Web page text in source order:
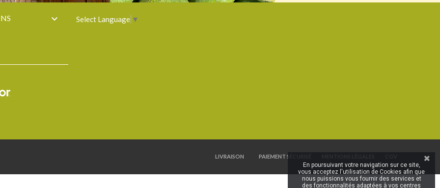
 Select Language ▼
LIVRAISON PAIEMENT SÉCURISÉ
En poursuivant votre navigation sur ce site,
vous acceptez l'utilisation de Cookies afin que
nous puissions vous fournir des services et
des fonctionnalités adaptées à vos centres